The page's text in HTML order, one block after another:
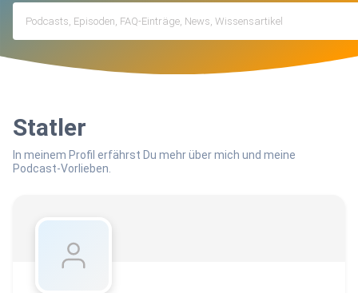
Statler
In meinem Profil erfährst Du mehr über mich und meine
Podcast-Vorlieben.